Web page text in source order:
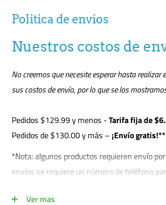
Politica de envios
Nuestros costos de
No creemos que necesite esperar hasta realizar
sus costos de envío, por lo que se los
Pedidos $129.99y menos -Tarifa fija de
Pedidos de $130.00 y más –¡Envío gratis!**
*Nota: algunos productos requieren envío
envíos se requiere un número de teléfono
la entrega de descarga y es responsable de
Ver mas